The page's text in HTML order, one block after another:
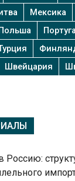
Мексика
Швейцария
Россию: